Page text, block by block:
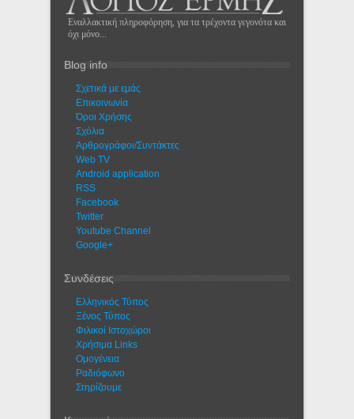
Εναλλακτική πληροφόρηση, για τα τρέχοντα γεγονότα και
όχι μόνο...
Blog info
Σχετικά με εμάς
Eπικοινωνία
Όροι Χρήσης
Σχόλια
Αρθρογράφοι/Συντάκτες
Web TV
Android application
RSS
Facebook
Twitter
Youtube Channel
Google+
Συνδέσεις
Ελληνικός Τύπος
Ξένος Τύπος
Φιλικοί Ιστοχώροι
Χρήσιμα Links
Ομογένεια
Ραδιόφωνο
Στηρίζουμε